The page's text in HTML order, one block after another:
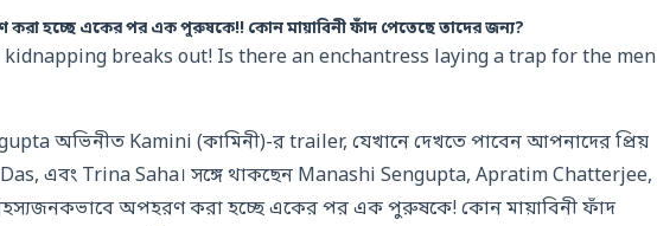
করা হচ্ছে একের পর এক পুরুষকে!! কোন মায়াবিনী ফাঁদ পেতেছে তাদের জন্য?
breaks out! Is there an enchantress laying a trap for the men
অভিনীত Kamini (কামিনী)-র trailer, যেখানে দেখতে পাবেন আপনাদের প্রিয়
এবং Trina Saha। সঙ্গে থাকছেন Manashi Sengupta, Apratim Chatterjee,
রহস্যজনকভাবে অপহরণ করা হচ্ছে একের পর এক পুরুষকে! কোন মায়াবিনী ফাঁদ